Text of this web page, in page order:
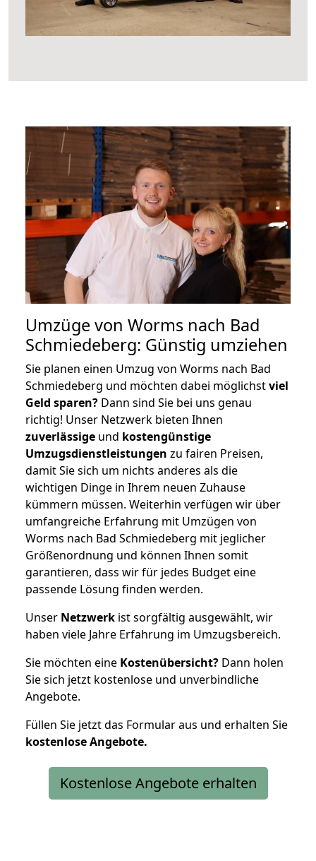
Umzüge von Worms nach Bad
Schmiedeberg: Günstig umziehen
Sie planen einen Umzug von Worms nach Bad
Schmiedeberg und möchten dabei möglichstviel
Geld sparen? Dann sind Sie bei uns genau
richtig! Unser Netzwerk bieten Ihnen
zuverlässige und kostengünstige
Umzugsdienstleistungen zu fairen Preisen,
damit Sie sich um nichts anderes als die
wichtigen Dinge in Ihrem neuen Zuhause
kümmern müssen. Weiterhin verfügen wir über
umfangreiche Erfahrung mit Umzügen von
Worms nach Bad Schmiedeberg mit jeglicher
Größenordnung und können Ihnen somit
garantieren, dass wir für jedes Budget eine
passende Lösung finden werden.
Unser Netzwerk ist sorgfältig ausgewählt, wir
haben viele Jahre Erfahrung im Umzugsbereich.
Sie möchten eine Kostenübersicht? Dann holen
Sie sich jetzt kostenlose und unverbindliche
Angebote.
Füllen Sie jetzt das Formular aus und erhalten Sie
kostenloseAngebote.
Kostenlose Angebote erhalten